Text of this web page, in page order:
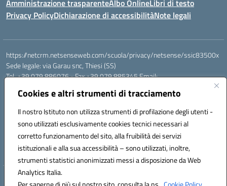
Cookies e altri strumenti di tracciamento
Il nostro Istituto non utilizza strumenti di profilazione degli utenti -
sono utilizzati esclusivamente cookies tecnici necessari al
corretto funzionamento del sito, alla fruibilità dei servizi
istituzionali e alla sua accessibilità – sono utilizzati, inoltre,
strumenti statistici anonimizzati messi a disposizione da Web
Analytics Italia.
Amministrazione trasparenteAlbo OnlineLibri di testo
Privacy PolicyDichiarazione di accessibilitàNote legali
https://netcrm.netsenseweb.com/scuola/privacy/netsense/ssic83500x
Sede legale: via Garau snc, Thiesi (SS)
Tel. +39 079 886076 - Fax +39 079 885345 Email:
Cod.Mecc. SSIC83500X - Cod.Fisc. 92112710907
IBAN Banco di Sardegna: IT79 V010 1585 0900 0007 0215 378
Codice IBAN IT17B0100004306TU0000032417 Numero conto
TU0000032417
Codice univoco: UFEHBU
Hosting & Powered by 3D Solution S.r.l.